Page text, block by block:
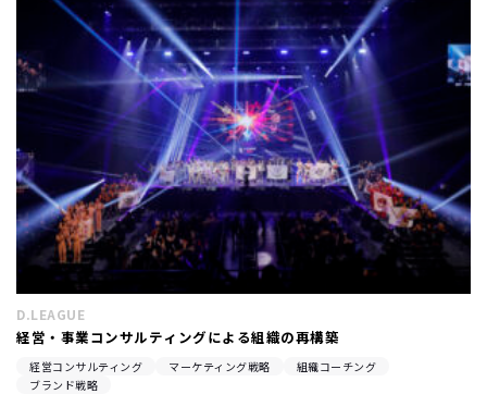
D.LEAGUE
経営・事業コンサルティングによる組織の再構築
経営コンサルティング マーケティング戦略
組織コーチング
ブランド戦略